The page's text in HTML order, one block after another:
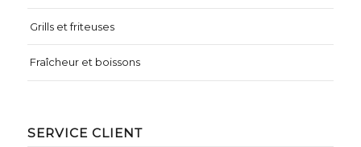
Grills et friteuses
Fraîcheur et boissons
SERVICE CLIENT